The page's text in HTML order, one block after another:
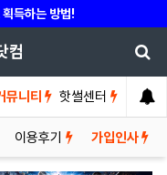
득하는 방법!
컴
뮤니티 핫썰센터
이용후기 가입인사